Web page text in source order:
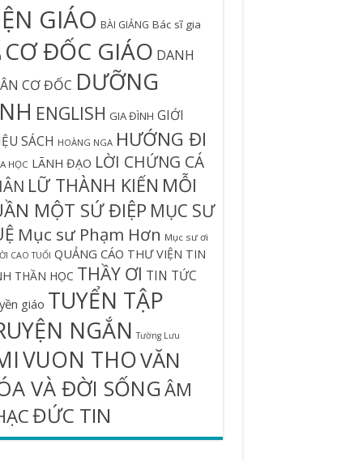
GIÁO BÀI GIẢNG Bác sĩ gia
CƠ ĐỐC GIÁO DANH
CƠ ĐỐC DƯỠNG
ENGLISH GIA ĐÌNH GIỚI
SÁCH HOÀNG NGA HƯỚNG ĐI
HỌC LÃNH ĐẠO LỜI CHỨNG CÁ
LỮ THÀNH KIẾN MỖI
MỘT SỨ ĐIỆP MỤC SƯ
Mục sư Phạm Hơn Mục sư ơi
CAO TUỔI QUẢNG CÁO THƯ VIỆN TIN
THẦN HỌC THẦY ƠI TIN TỨC
giáo TUYỂN TẬP
NGẮN Tường Lưu
VUON THOVĂN
VÀ ĐỜI SỐNGÂM
ĐỨC TIN